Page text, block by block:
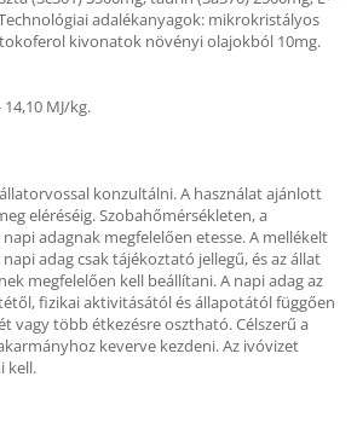
adalékanyagok: mikrokristályos
kivonatok növényi olajokból 10mg.
14,10 MJ/kg.
konzultálni. A használat ajánlott
eléréséig. Szobahőmérsékleten, a
adagnak megfelelően etesse. A mellékelt
adag csak tájékoztató jellegű, és az állat
megfelelően kell beállítani. A napi adag az
fizikai aktivitásától és állapotától függően
vagy több étkezésre osztható. Célszerű a
keverve kezdeni. Az ivóvizet
kell.